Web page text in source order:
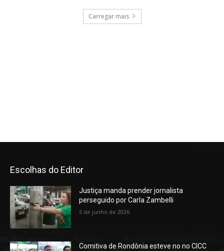
Escolhas do Editor
Justiça manda prender jornalista
perseguido por Carla Zambelli
5 de junho de 2026
Comitiva de Rondônia esteve no no CICC